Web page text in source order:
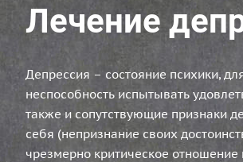
Лечение
Депрессия – состояние психики,
неспособность испытывать
также и сопутствующие признаки
себя (непризнание своих
чрезмерно критическое